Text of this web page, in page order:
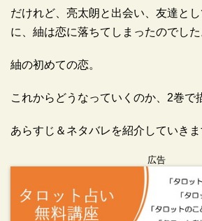
だけれど、亮太朗と出会い、友達と
に、紬は恋に落ちてしまったのでした
紬の初めての恋。
これからどうなっていくのか、2巻で
あらすじ＆ネタバレを紹介していきま
広告